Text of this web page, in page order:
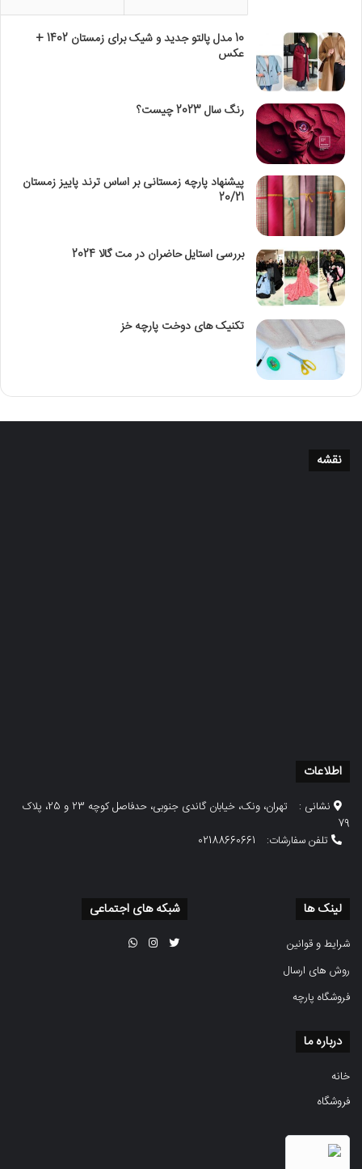
10 مدل پالتو جدید و شیک برای زمستان 1402 +
عکس
رنگ سال 2023 چیست؟
پیشنهاد پارچه زمستانی بر اساس ترند پاییز زمستان
20/21
بررسی استایل حاضران در مت گالا 2024
تکنیک‌ های دوخت پارچه خز
نقشه
اطلاعات
نشانی :
تهران، ونک، خیابان گاندی جنوبی، حدفاصل کوچه 23 و 25، پلاک
79
تلفن سفارشات:
02188660661
لینک ها
شرایط و قوانین
روش های ارسال
فروشگاه پارچه
شبکه های اجتماعی
درباره ما
خانه
فروشگاه